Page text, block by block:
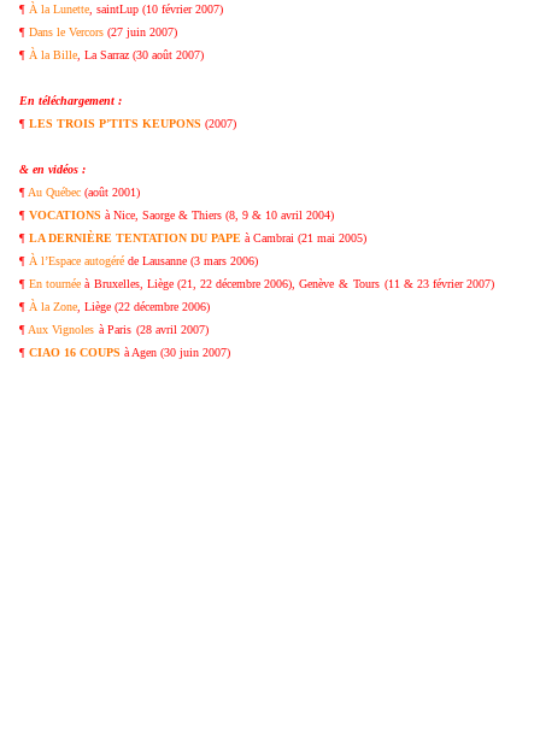
¶ À la Lunette , saintLup (10 février 2007)
¶ Dans le Vercors (27 juin 2007)
¶ À la Bille , La Sarraz (30 août 2007)
En téléchargement :
¶ LES TROIS P’TITS KEUPONS (2007)
& en vidéos :
¶ Au Québec (août 2001)
¶ VOCATIONS à Nice, Saorge & Thiers (8, 9 & 10 avril 2004)
¶ LA DERNIÈRE TENTATION DU PAPE à Cambrai (21 mai 2005)
¶ À l’Espace autogéré de Lausanne (3 mars 2006)
¶ En tournée à Bruxelles, Liège (21, 22 décembre 2006) , Genève & Tours (11 & 23 février 2007)
¶ À la Zone , Liège (22 décembre 2006)
¶ Aux Vignoles à Paris (28 avril 2007)
¶ CIAO 16 COUPS à Agen (30 juin 2007)